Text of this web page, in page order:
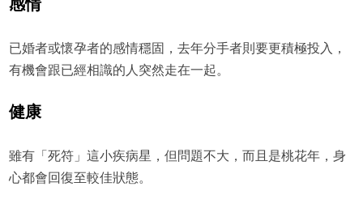
感情
已婚者或懷孕者的感情穩固，去年分手者則要更積極投入，
有機會跟已經相識的人突然走在一起。
健康
雖有「死符」這小疾病星，但問題不大，而且是桃花年，身
心都會回復至較佳狀態。